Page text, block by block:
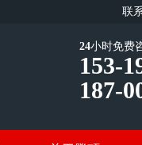
联
24小时免费
153-
187-